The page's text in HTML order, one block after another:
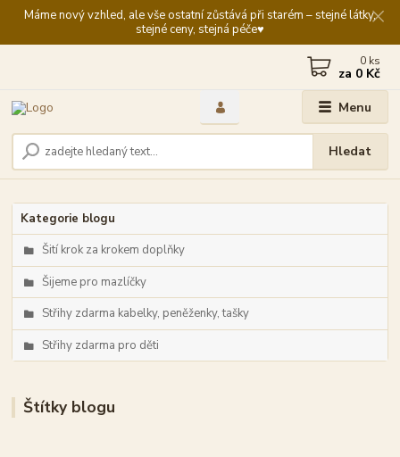
Máme nový vzhled, ale vše ostatní zůstává při starém – stejné látky,
stejné ceny, stejná péče♥️
Menu
Hledat
0 ks
za 0 Kč
Kategorie blogu
Šití krok za krokem doplňky
Šijeme pro mazlíčky
Střihy zdarma kabelky, peněženky, tašky
Střihy zdarma pro děti
Štítky blogu